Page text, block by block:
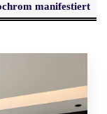
manifestiert